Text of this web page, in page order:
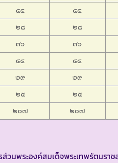
๔๕ ๔๕
๒๘ ๒๘
๓๖ ๓๖
๔๔ ๔๔
๒๙ ๒๙
๒๕ ๒๕
๒๐๗ ๒๐๗
วนพระองค์สมเด็จพระเทพรัตนรา